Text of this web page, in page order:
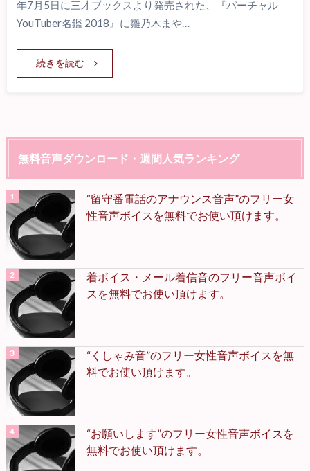
年7月5日に三才ブックスより発売された、『バーチャル
YouTuber名鑑 2018』に雛乃木まや…
続きを読む
無料音声ダウンロード・週間人気ランキング
“留守番電話のアナウンス音声”のフリー女
性音声ボイスを無料でお使い頂けます。
着ボイス・メール着信音のフリー音声ボイ
スを無料でお使い頂けます。
“くしゃみ音”のフリー女性音声ボイスを無
料でお使い頂けます。
“お願いします”のフリー女性音声ボイスを
無料でお使い頂けます。